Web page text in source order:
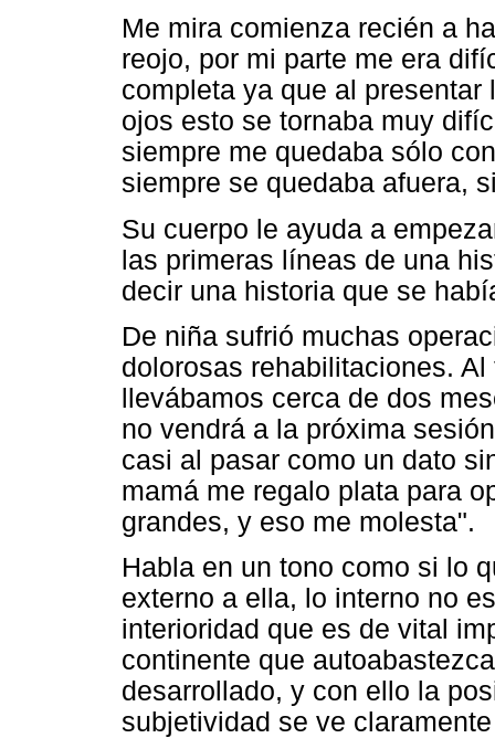
Me mira comienza recién a
reojo, por mi parte me era
completa ya que al
ojos esto se tornaba muy
siempre me quedaba sólo
siempre se quedaba afuera,
Su cuerpo le ayuda a
las primeras líneas de una
decir una historia que se
De niña sufrió muchas
dolorosas rehabilitaciones.
llevábamos cerca de dos
no vendrá a la próxima
casi al pasar como un dato
mamá me regalo plata para
grandes, y eso me molesta".
Habla en un tono como si lo
externo a ella, lo interno no
interioridad que es de vital
continente que
desarrollado, y con ello la
subjetividad se ve